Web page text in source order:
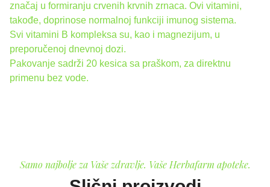
značaj u formiranju crvenih krvnih zrnaca. Ovi vitamini,
takođe, doprinose normalnoj funkciji imunog sistema.
Svi vitamini B kompleksa su, kao i magnezijum, u
preporučenoj dnevnoj dozi.
Pakovanje sadrži 20 kesica sa praškom, za direktnu
primenu bez vode.
Samo najbolje za Vaše zdravlje. Vaše Herbafarm apoteke.